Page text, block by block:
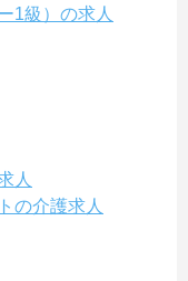
1級）の求人
人
の介護求人